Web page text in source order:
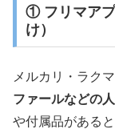
① フリマア
け）
メルカリ・ラクマ
ファールなどの
や付属品がある